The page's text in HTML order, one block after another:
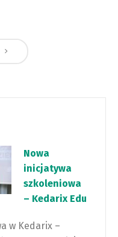
Nowa
inicjatywa
szkoleniowa
– Kedarix Edu
w Kedarix –